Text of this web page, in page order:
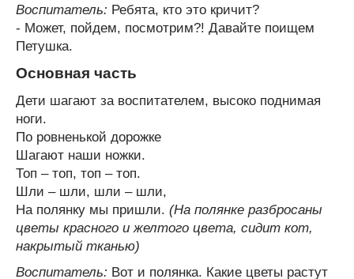
Воспитатель: Ребята, кто это кричит?
- Может, пойдем, посмотрим?! Давайте поищем
Петушка.
Основная часть
Дети шагают за воспитателем, высоко поднимая
ноги.
По ровненькой дорожке
Шагают наши ножки.
Топ – топ, топ – топ.
Шли – шли, шли – шли,
На полянку мы пришли. (На полянке разбросаны
цветы красного и желтого цвета, сидит кот,
накрытый тканью)
Воспитатель: Вот и полянка. Какие цветы растут